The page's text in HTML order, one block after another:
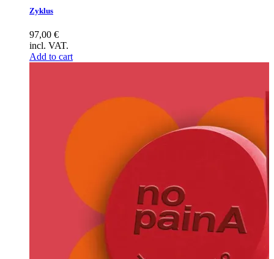
Zyklus
97,00 €
incl. VAT.
Add to cart